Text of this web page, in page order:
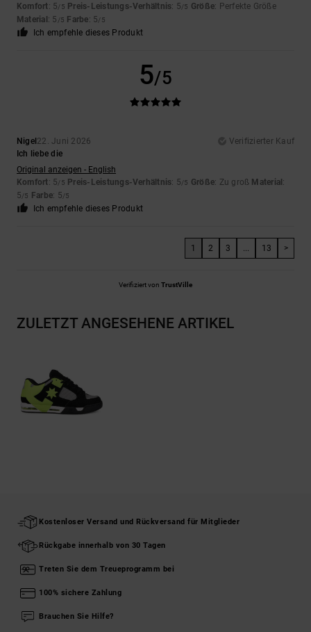
Komfort: 5/5 Preis-Leistungs-Verhältnis: 5/5 Größe: Perfekte Größe
Material : 5 /5 Farbe: 5/5
Ich empfehle dieses Produkt
5/5
Nigel 22. Juni 2026
Verifizierter Kauf
Ich liebe die
Original anzeigen - English
Komfort: 5/5 Preis-Leistungs-Verhältnis: 5/5 Größe: Zu groß Material :
5/5 Farbe: 5/5
Ich empfehle dieses Produkt
1 2 3 ... 13 >
Verifiziert von TrustVille
ZULETZT ANGESEHENE ARTIKEL
Kostenloser Versand und Rückversand für Mitglieder
Rückgabe innerhalb von 30 Tagen
Treten Sie dem Treueprogramm bei
100% sichere Zahlung
Brauchen Sie Hilfe?